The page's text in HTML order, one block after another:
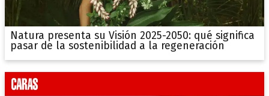
Natura presenta su Visión 2025-2050: qué significa
pasar de la sostenibilidad a la regeneración